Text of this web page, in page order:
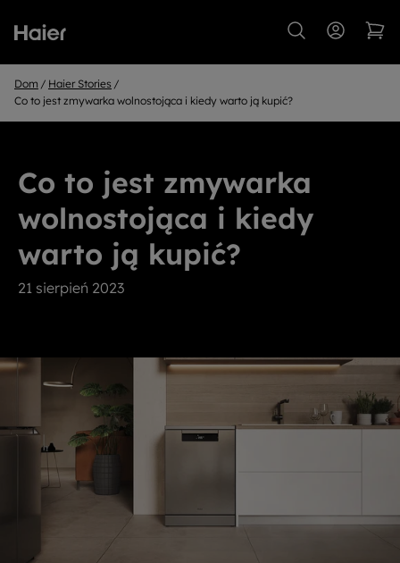
Dom
Haier Stories
Co to jest zmywarka wolnostojąca i kiedy warto ją kupić?
Co to jest zmywarka
wolnostojąca i kiedy
warto ją kupić?
21 sierpień 2023